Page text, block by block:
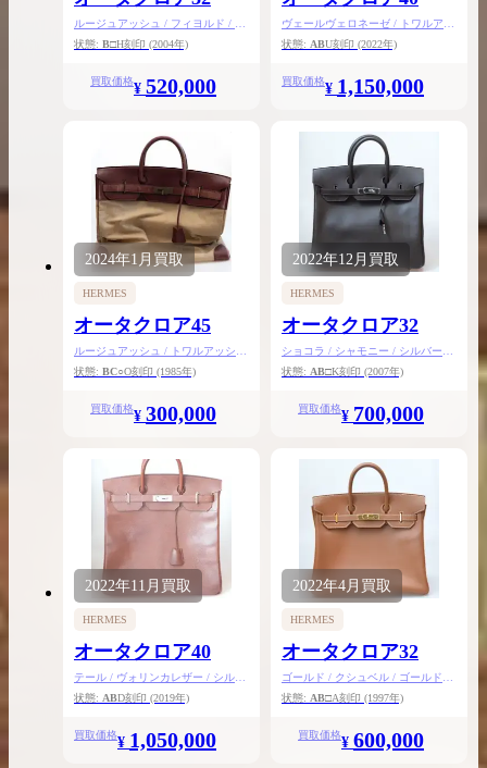
ルージュアッシュ / フィヨルド / ゴ
ールド金具
状態: B□H刻印 (2004年)
買取価格¥ 520,000
ヴェールヴェロネーゼ / トワルアッ
シュ / トゴ / シルバー金具
状態: ABU刻印 (2022年)
買取価格¥ 1,150,000
2024年1月 買取
HERMES
オータクロア45
ルージュアッシュ / トワルアッシュ
/ ゴールド金具
状態: BC○O刻印 (1985年)
買取価格¥ 300,000
2022年12月 買取
HERMES
オータクロア32
ショコラ / シャモニー / シルバー金
具
状態: AB□K刻印 (2007年)
買取価格¥ 700,000
2022年11月 買取
HERMES
オータクロア40
テール / ヴォリンカレザー / シルバ
ー金具
状態: ABD刻印 (2019年)
買取価格¥ 1,050,000
2022年4月 買取
HERMES
オータクロア32
ゴールド / クシュベル / ゴールド金
具
状態: AB□A刻印 (1997年)
買取価格¥ 600,000